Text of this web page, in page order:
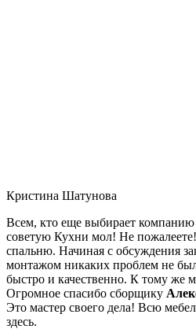
Кристина Шатунова
Всем, кто еще выбирает компанию
советую Кухни мол! Не
спальню. Начиная с обсуждения
монтажом никаких проблем не
быстро и качественно. К тому же
Огромное спасибо сборщику
Это мастер своего дела! Всю
здесь.